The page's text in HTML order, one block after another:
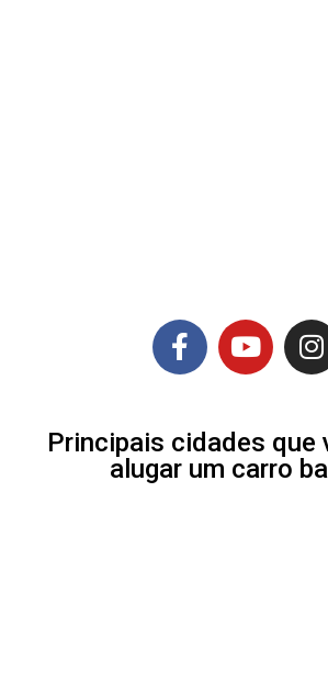
Principais cidades que
alugar um carro